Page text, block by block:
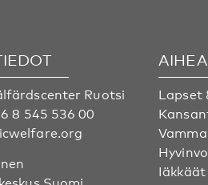
Ruotsi
8 545 536 00
Lapset
Iäkkäät